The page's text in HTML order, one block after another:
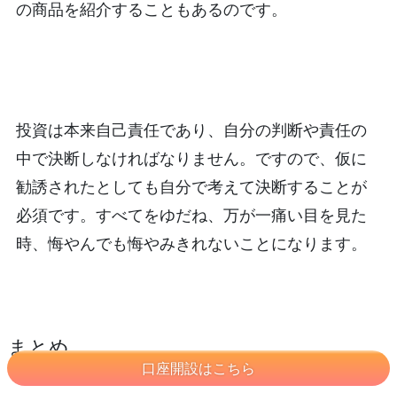
口座開設はこちら
の商品を紹介することもあるのです。
投資は本来自己責任であり、自分の判断や責任の
中で決断しなければなりません。ですので、仮に
勧誘されたとしても自分で考えて決断することが
必須です。すべてをゆだね、万が一痛い目を見た
時、悔やんでも悔やみきれないことになります。
まとめ